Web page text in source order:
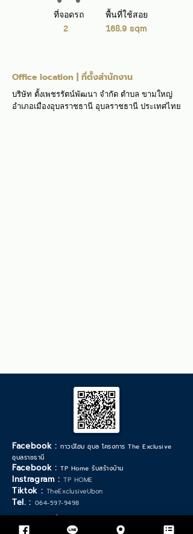
2
ที่จอดรถ
168.9 sqm
พื้นที่ใช้สอย
Office location | ที่ตั้งสำนักงาน
บริษัท ตั้งเพชรรัตน์พัฒนา จำกัด ตำบล ขามใหญ่
อำเภอเมืองอุบลราชธานี อุบลราชธานี ประเทศไทย
Facebook :ทาวน์โฮม อุบล โครงการ The Exclusive
อุบลราชธานี
Facebook :TP Home รับสร้างบ้าน
Instragram : TP HOME
Tiktok : TheExclusiveUbon
Tel. : 064-597-9498
*วันเวลาทำการ จันทร์ - เสาร์ :9.00 - 17.30น